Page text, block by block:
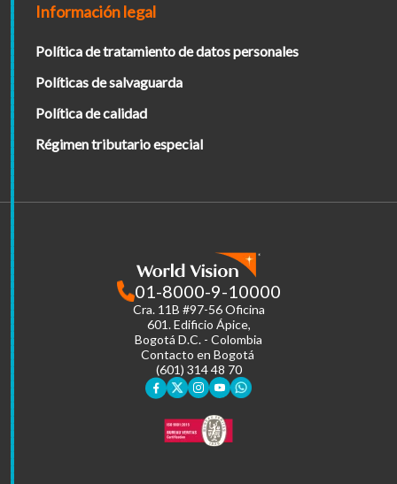
Información legal
Política de tratamiento de datos personales
Políticas de salvaguarda
Política de calidad
Régimen tributario especial
01-8000-9-10000
Cra. 11B #97-56 Oficina
601.Edificio Ápice,
Bogotá D.C. - Colombia
Contacto en Bogotá
(601) 314 48 70